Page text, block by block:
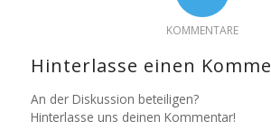
KOMMENTARE
Hinterlasse einen
An der Diskussion beteiligen?
Hinterlasse uns deinen Kommentar!